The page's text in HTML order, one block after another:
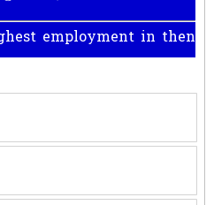
employment in then